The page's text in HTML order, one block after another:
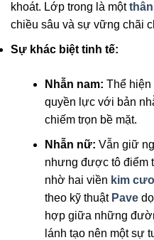
khoát. Lớp trong là một
chiều sâu và sự vững chãi
Sự khác biệt tinh tế:
Nhẫn nam: Thể hiện
quyền lực với bản
chiếm trọn bề mặt.
Nhẫn nữ: Vẫn giữ
nhưng được tô điểm
nhờ hai viền kim
theo kỹ thuật Pave
hợp giữa những
lánh tạo nên một sự